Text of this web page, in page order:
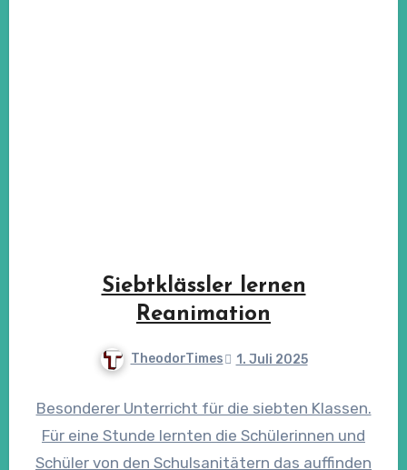
Siebtklässler lernen
Reanimation
TheodorTimes 1. Juli 2025
Besonderer Unterricht für die siebten Klassen.
Für eine Stunde lernten die Schülerinnen und
Schüler von den Schulsanitätern das auffinden